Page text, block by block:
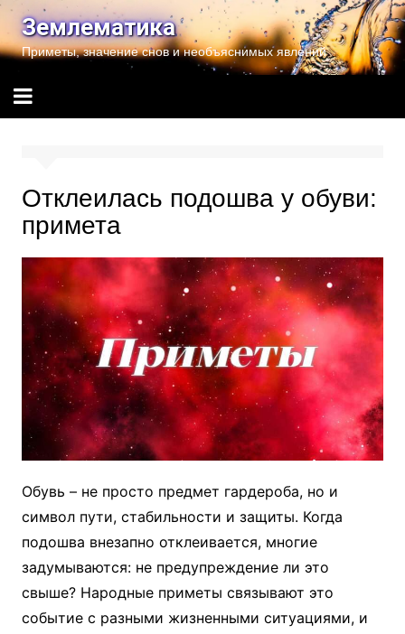
Перейти
содержимому
Землематика
Приметы, значение снов и необъяснимых явлений
Отклеилась подошва у обуви:
примета
Обувь – не просто предмет гардероба, но и
символ пути, стабильности и защиты. Когда
подошва внезапно отклеивается, многие
задумываются: не предупреждение ли это
свыше? Народные приметы связывают это
событие с разными жизненными ситуациями, и